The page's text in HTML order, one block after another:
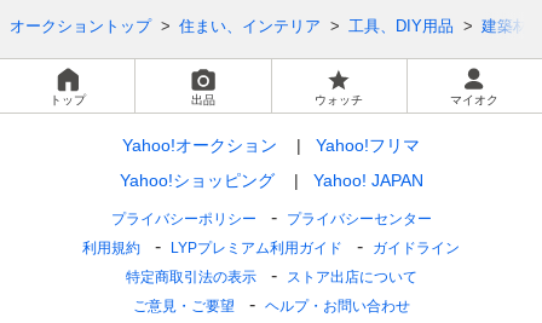
オークショントップ 住まい、インテリア 工具、DIY用品 建築材
トップ 出品 ウォッチ マイオク
Yahoo!オークション
Yahoo!フリマ
Yahoo!ショッピング
Yahoo! JAPAN
プライバシーポリシー
プライバシーセンター
利用規約
LYPプレミアム利用ガイド
ガイドライン
特定商取引法の表示
ストア出店について
ご意見・ご要望
ヘルプ・お問い合わせ